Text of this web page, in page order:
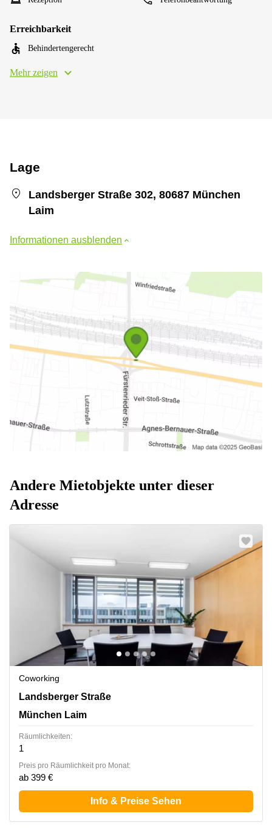
Erreichbarkeit
Behindertengerecht
Mehr zeigen
Lage
Landsberger Straße 302, 80687 München
Laim
Informationen ausblenden
Andere Mietobjekte unter dieser
Adresse
Coworking
Landsberger Straße 302, München Laim
Landsberger Straße
München Laim
Räumlichkeiten:
1
Preis pro Räumlichkeit pro Monat:
ab 399 €
Info & Preise Sehen